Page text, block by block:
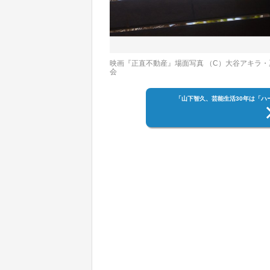
映画『正直不動産』場面写真 （C）大谷アキラ
会
「山下智久、芸能生活30年は「